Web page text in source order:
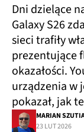
Dni dzielące
Galaxy S26
sieci trafiły
prezentujące
okazałości.
urządzenia w
pokazał, jak
MARIAN
23 LUT 2026